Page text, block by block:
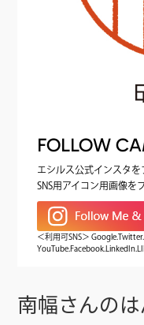
FOLLOW
エシルス公式インスタを
SNS用アイコン用画像を
＜利用可SNS＞
南幅さんの